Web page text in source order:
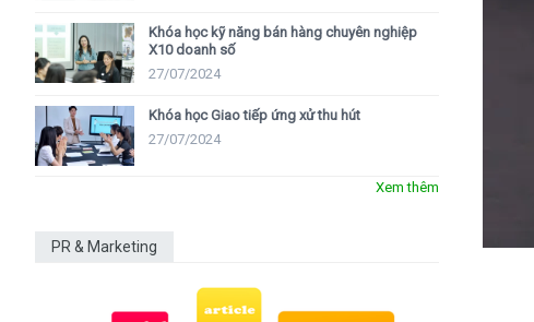
Khóa học kỹ năng bán hàng chuyên nghiệp
X10 doanh số
27/07/2024
Khóa học Giao tiếp ứng xử thu hút
27/07/2024
Xem thêm
PR & Marketing